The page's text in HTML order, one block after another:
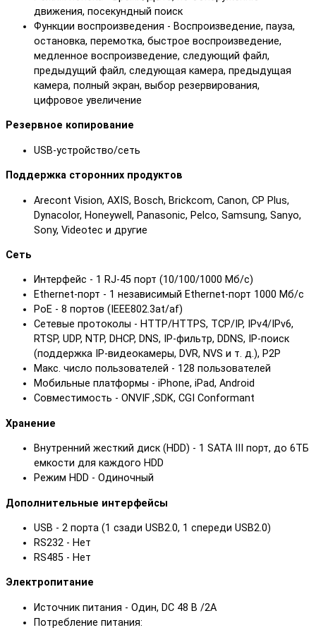
движения, посекундный поиск
Функции воспроизведения - Воспроизведение, пауза,
остановка, перемотка, быстрое воспроизведение,
медленное воспроизведение, следующий файл,
предыдущий файл, следующая камера, предыдущая
камерa, полный экран, выбор резервирования,
цифровое увеличение
Резервное копирование
USB-устройство/сеть
Поддержка сторонних продуктов
Arecont Vision, AXIS, Bosch, Brickcom, Canon, CP Plus,
Dynacolor, Honeywell, Panasonic, Pelco, Samsung, Sanyo,
Sony, Videotec и другие
Сеть
Интерфейс - 1 RJ-45 порт (10/100/1000 Mб/с)
Ethernet-порт - 1 независимый Ethernet-порт 1000 Мб/с
PoE - 8 портов (IEEE802.3at/af)
Сетевые протоколы - HTTP/HTTPS, TCP/IP, IPv4/IPv6,
RTSP, UDP, NTP, DHCP, DNS, IP-фильтр, DDNS, IP-поиск
(поддержка IP-видеокамеры, DVR, NVS и т. д.), P2P
Макс. число пользователей - 128 пользователей
Мобильные платформы - iPhone, iPad, Android
Совместимость - ONVIF ,SDK, CGI Conformant
Хранение
Внутренний жесткий диск (HDD) - 1 SATA III порт, до 6TБ
емкости для каждого HDD
Режим HDD - Одиночный
Дополнительные интерфейсы
USB - 2 порта (1 сзади USB2.0, 1 спереди USB2.0)
RS232 - Нет
RS485 - Нет
Электропитание
Источник питания - Один, DC 48 В /2A
Потребление питания: